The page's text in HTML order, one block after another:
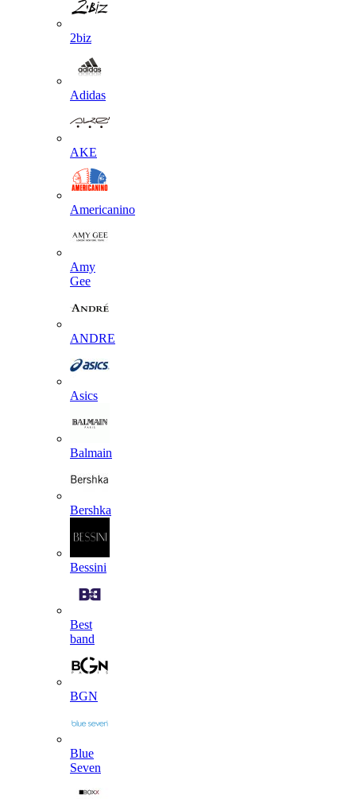
2biz
Adidas
AKE
Americanino
Amy
Gee
ANDRE
Asics
Balmain
Bershka
Bessini
Best
band
BGN
Blue
Seven